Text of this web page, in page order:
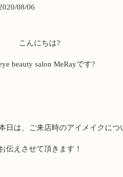
08/06
こんにちは?
beauty salon MeRayです?
日は、ご来店時のアイメイクにつ
伝えさせて頂きます！